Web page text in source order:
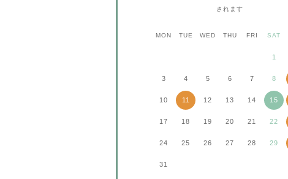
されます
MON TUE WED THU FRI SAT
1
3 4 5 6 7 8
10 11 12 13 14 15
17 18 19 20 21 22
24 25 26 27 28 29
31